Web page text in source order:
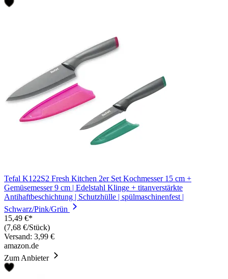
Tefal K122S2 Fresh Kitchen 2er Set Kochmesser 15 cm +
Gemüsemesser 9 cm | Edelstahl Klinge + titanverstärkte
Antihaftbeschichtung | Schutzhülle | spülmaschinenfest |
Schwarz/Pink/Grün
15,49 €*
(7,68 €/Stück)
Versand: 3,99 €
amazon.de
Zum Anbieter